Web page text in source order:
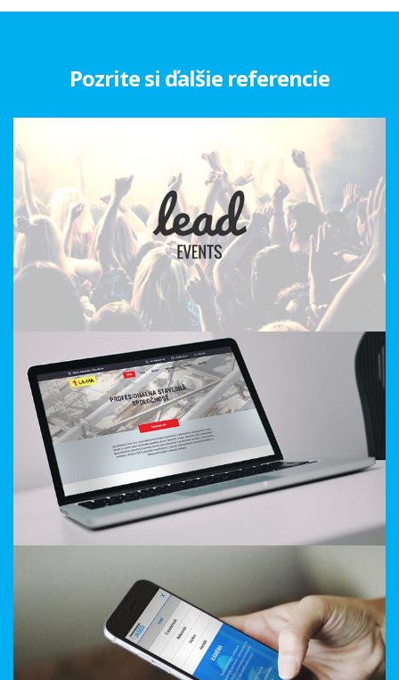
Pozrite si ďalšie referencie